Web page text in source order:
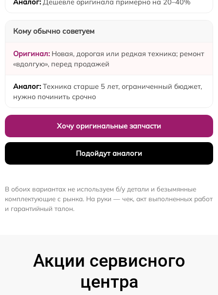
Кому обычно советуем
Новая, дорогая или редкая техника; ремонт
«вдолгую», перед продажей
Техника старше 5 лет, ограниченный бюджет,
нужно починить срочно
Хочу оригинальные запчасти
Подойдут аналоги
В обоих вариантах не используем б/у детали и безымянные
комплектующие с рынка. На руки — чек, акт выполненных работ
и гарантийный талон.
Акции сервисного
центра